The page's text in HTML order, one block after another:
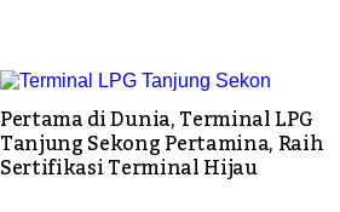
Pertama di Dunia, Terminal LPG
Tanjung Sekong Pertamina, Raih
Sertifikasi Terminal Hijau